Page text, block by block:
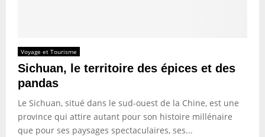
Voyage et Tourisme
Sichuan, le territoire des épices et des
pandas
Le Sichuan, situé dans le sud-ouest de la Chine, est une
province qui attire autant pour son histoire millénaire
que pour ses paysages spectaculaires, ses...